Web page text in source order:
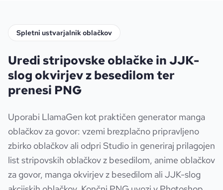
Spletni ustvarjalnik oblačkov
Uredi stripovske oblačke in JJK-
slog okvirjev z besedilom ter
prenesi PNG
Uporabi LlamaGen kot praktičen generator manga
oblačkov za govor: vzemi brezplačno pripravljeno
zbirko oblačkov ali odpri Studio in generiraj prilagojen
list stripovskih oblačkov z besedilom, anime oblačkov
za govor, manga okvirjev z besedilom ali JJK-slog